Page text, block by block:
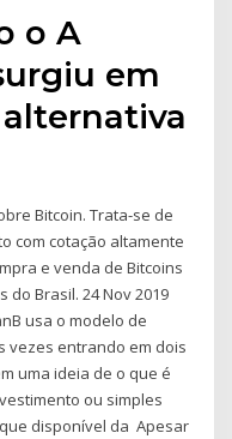
o A
em
alternativa
Bitcoin. Trata-se de
com cotação altamente
e venda de Bitcoins
Brasil. 24 Nov 2019
usa o modelo de
vezes entrando em dois
uma ideia de o que é
ou simples
disponível da Apesar